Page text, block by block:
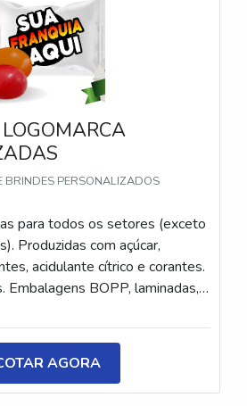
BRINDES PERSONALIZADOS
para todos os setores (exceto
Produzidas com açúcar,
acidulante cítrico e corantes.
Embalagens BOPP, laminadas,
tinta atóxica. Medida: 5 ×
gomas, chicletes, recheadas
sem glúten.
AGORA